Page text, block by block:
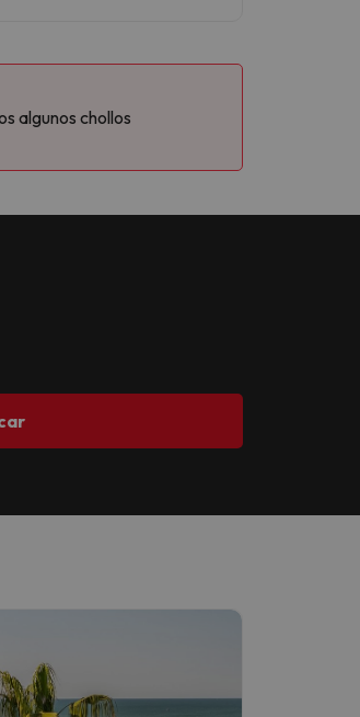
algunos chollos